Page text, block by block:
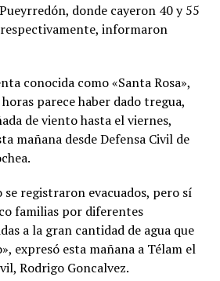
donde cayeron 40 y 55
informaron
conocida como «Santa Rosa»,
parece haber dado tregua,
de viento hasta el viernes,
mañana desde Defensa Civil de
registraron evacuados, pero sí
familias por diferentes
a la gran cantidad de agua que
expresó esta mañana a Télam el
Rodrigo Goncalvez.